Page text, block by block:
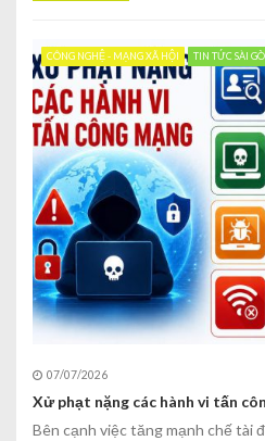
CÔNG NGHỆ - MẠNG XÃ HỘI TIN TỨC SÀI
07/07/2026
Xử phạt nặng các hành vi tấn
Bên cạnh việc tăng mạnh chế tài